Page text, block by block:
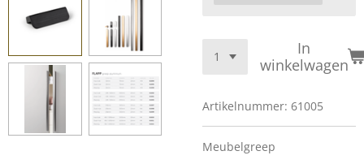
In
winkelwagen
Artikelnummer: 61005
Meubelgreep